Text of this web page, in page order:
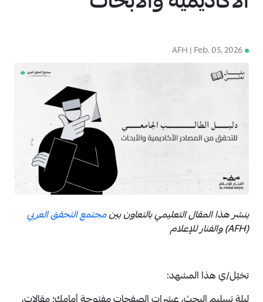
AFH | Feb. 05, 2026
ينشر هذا المقال التعليمي بالتعاون بينمجتمع التحقق العربي
(AFH) والفنار للإعلام
تخيّل/ي هذا المشهد: